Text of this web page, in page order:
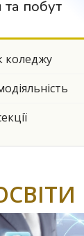
та побут
коледжу